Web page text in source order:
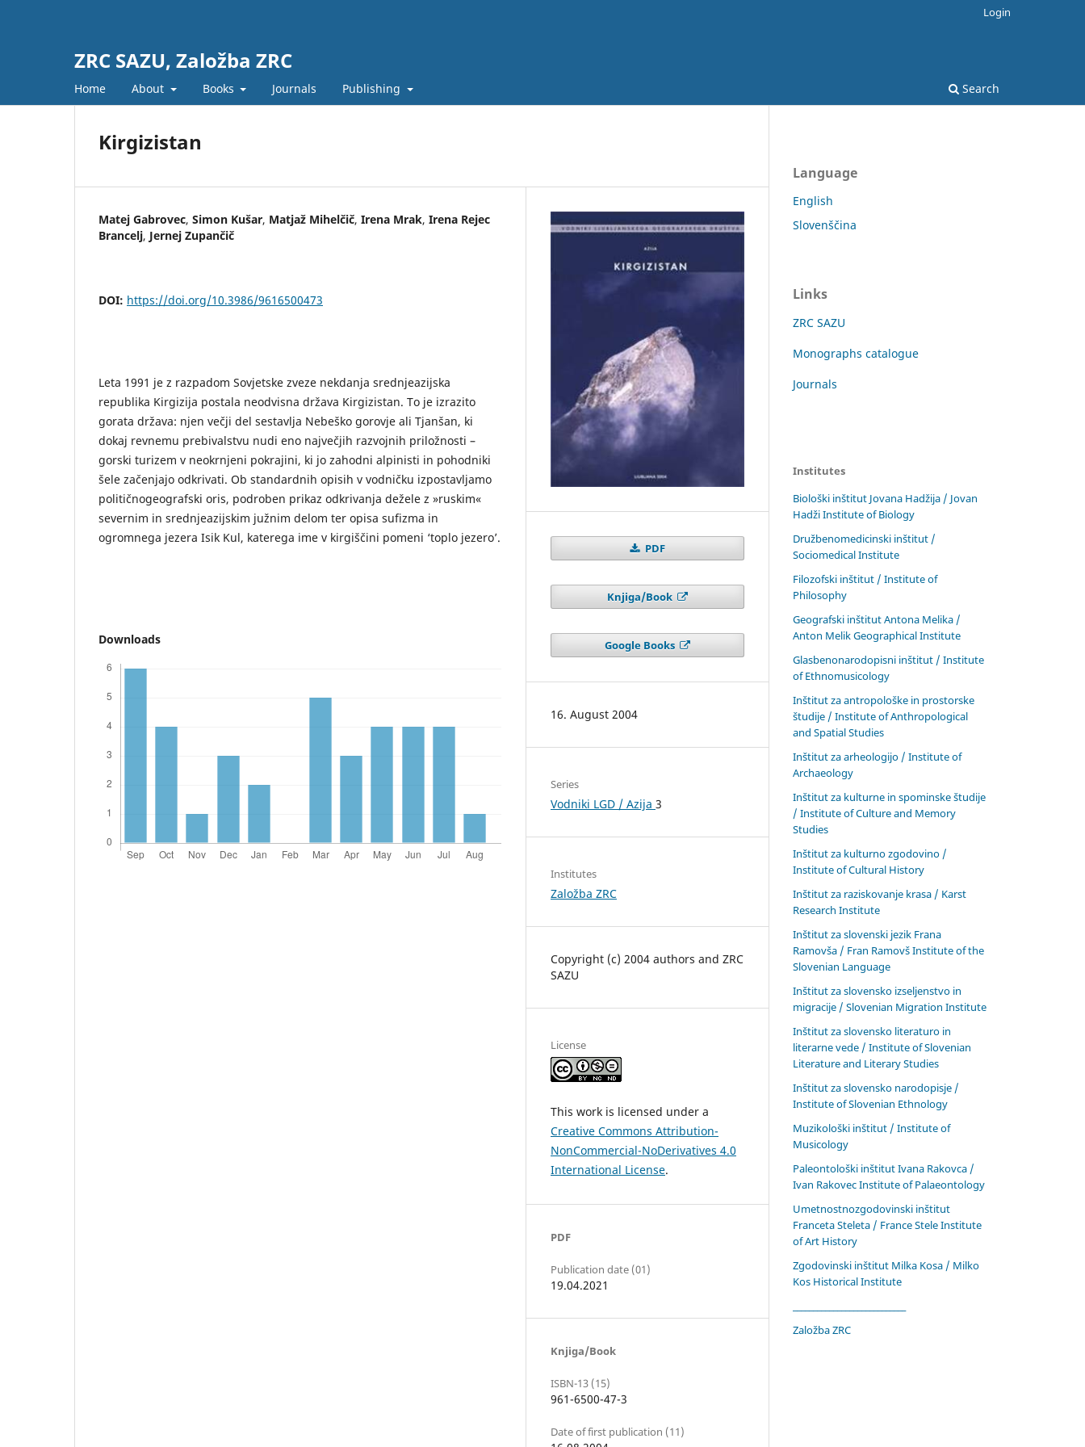
ZRC SAZU, Založba ZRC
Home About Books Journals Publishing Search
Login
Kirgizistan
Matej Gabrovec, Simon Kušar, Matjaž Mihelčič, Irena Mrak, Irena Rejec
Brancelj, Jernej Zupančič
DOI: https://doi.org/10.3986/9616500473
Leta 1991 je z razpadom Sovjetske zveze nekdanja srednjeazijska
republika Kirgizija postala neodvisna država Kirgizistan. To je izrazito
gorata država: njen večji del sestavlja Nebeško gorovje ali Tjanšan, ki
dokaj revnemu prebivalstvu nudi eno največjih razvojnih priložnosti –
gorski turizem v neokrnjeni pokrajini, ki jo zahodni alpinisti in pohodniki
šele začenjajo odkrivati. Ob standardnih opisih v vodničku izpostavljamo
političnogeografski oris, podroben prikaz odkrivanja dežele z »ruskim«
severnim in srednjeazijskim južnim delom ter opisa sufizma in
ogromnega jezera Isik Kul, katerega ime v kirgiščini pomeni ‘toplo jezero’.
Downloads
PDF
Knjiga/Book
Google Books
16. August 2004
Series
Vodniki LGD / Azija 3
Institutes
Založba ZRC
Copyright (c) 2004 authors and ZRC
SAZU
License
This work is licensed under a
Creative Commons Attribution-
NonCommercial-NoDerivatives 4.0
International License.
PDF
Publication date (01)
19.04.2021
Knjiga/Book
ISBN-13 (15)
961-6500-47-3
Date of first publication (11)
Language
English
Slovenščina
Links
ZRC SAZU
Monographs catalogue
Journals
Institutes
Biološki inštitut Jovana Hadžija / Jovan
Hadži Institute of Biology
Družbenomedicinski inštitut /
Sociomedical Institute
Filozofski inštitut / Institute of
Philosophy
Geografski inštitut Antona Melika /
Anton Melik Geographical Institute
Glasbenonarodopisni inštitut / Institute
of Ethnomusicology
Inštitut za antropološke in prostorske
študije / Institute of Anthropological
and Spatial Studies
Inštitut za arheologijo / Institute of
Archaeology
Inštitut za kulturne in spominske študije
/ Institute of Culture and Memory
Studies
Inštitut za kulturno zgodovino /
Institute of Cultural History
Inštitut za raziskovanje krasa / Karst
Research Institute
Inštitut za slovenski jezik Frana
Ramovša / Fran Ramovš Institute of the
Slovenian Language
Inštitut za slovensko izseljenstvo in
migracije / Slovenian Migration Institute
Inštitut za slovensko literaturo in
literarne vede / Institute of Slovenian
Literature and Literary Studies
Inštitut za slovensko narodopisje /
Institute of Slovenian Ethnology
Muzikološki inštitut / Institute of
Musicology
Paleontološki inštitut Ivana Rakovca /
Ivan Rakovec Institute of Palaeontology
Umetnostnozgodovinski inštitut
Franceta Steleta / France Stele Institute
of Art History
Zgodovinski inštitut Milka Kosa / Milko
Kos Historical Institute
Založba ZRC